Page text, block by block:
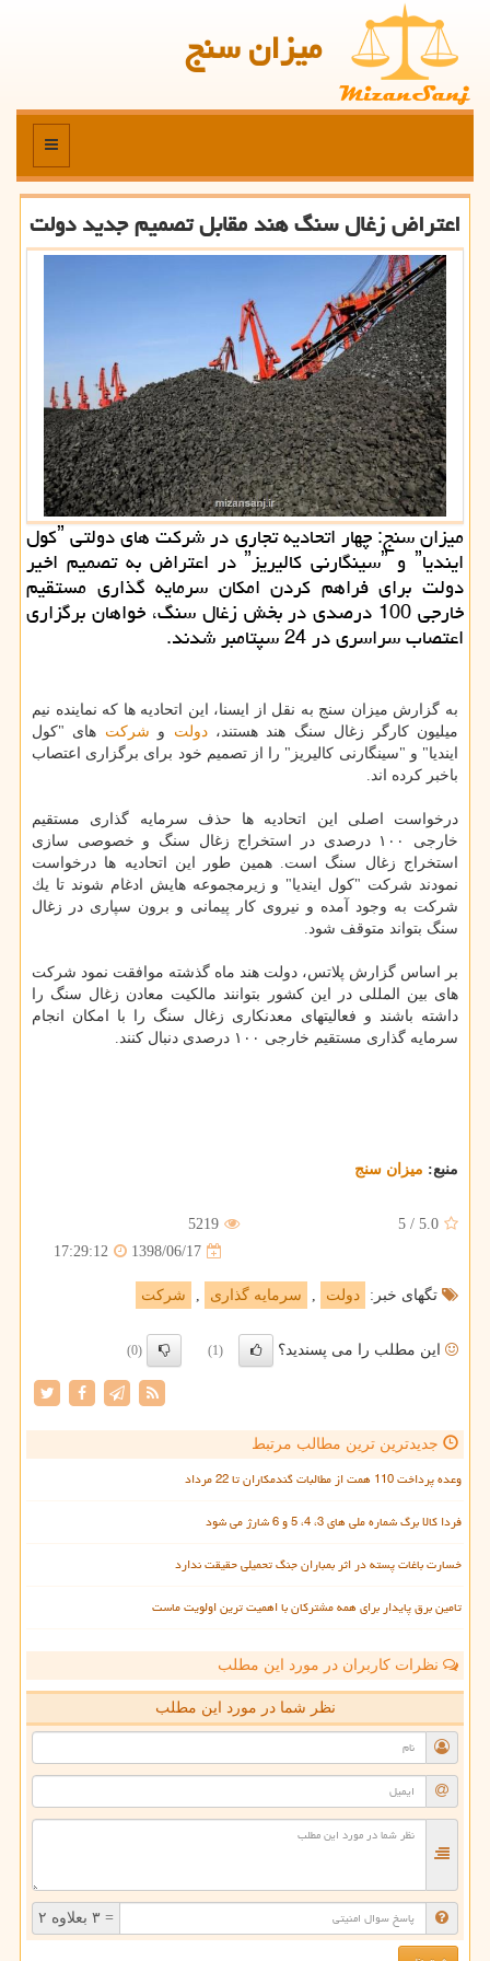
میزان سنج
منو
اعتراض زغال سنگ هند مقابل تصمیم جدید دولت
میزان سنج: چهار اتحادیه تجاری در شركت های دولتی ˮكول
ایندیاˮ و ˮسینگارنی كالیریزˮ در اعتراض به تصمیم اخیر
دولت برای فراهم كردن امكان سرمایه گذاری مستقیم
خارجی 100 درصدی در بخش زغال سنگ، خواهان برگزاری
اعتصاب سراسری در 24 سپتامبر شدند.
به گزارش میزان سنج به نقل از ایسنا، این اتحادیه ها كه نماینده نیم
میلیون كارگر زغال سنگ هند هستند،دولت و شركت های "كول
ایندیا" و "سینگارنی كالیریز" را از تصمیم خود برای برگزاری اعتصاب
باخبر كرده اند.
درخواست اصلی این اتحادیه ها حذف سرمایه گذاری مستقیم
خارجی ۱۰۰ درصدی در استخراج زغال سنگ و خصوصی سازی
استخراج زغال سنگ است. همین طور این اتحادیه ها درخواست
نمودند شركت "كول ایندیا" و زیرمجموعه هایش ادغام شوند تا یك
شركت به وجود آمده و نیروی كار پیمانی و برون سپاری در زغال
سنگ بتواند متوقف شود.
بر اساس گزارش پلاتس، دولت هند ماه گذشته موافقت نمود شركت
های بین المللی در این كشور بتوانند مالكیت معادن زغال سنگ را
داشته باشند و فعالیتهای معدنكاری زغال سنگ را با امكان انجام
سرمایه گذاری مستقیم خارجی ۱۰۰ درصدی دنبال كنند.
منبع: میزان سنج
5.0
/
5
5219
1398/06/17
17:29:12
تگهای خبر: دولت , سرمایه گذاری , شركت
این مطلب را می پسندید؟ (1)
(0)
جدیدترین ترین مطالب مرتبط
وعده پرداخت 110 همت از مطالبات گندمکاران تا 22 مرداد
فردا کالا برگ شماره ملی های 3، 4، 5 و 6 شارژ می شود
خسارت باغات پسته در اثر بمباران جنگ تحمیلی حقیقت ندارد
تامین برق پایدار برای همه مشترکان با اهمیت ترین اولویت ماست
نظرات کاربران در مورد این مطلب
نظر شما در مورد این مطلب
= ۳ بعلاوه ۲